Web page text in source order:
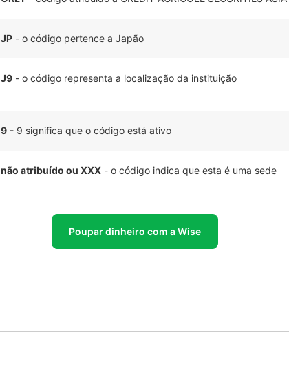
JP - o código pertence a Japão
J9 - o código representa a localização da instituição
9 - 9 significa que o código está ativo
não atribuído ou XXX - o código indica que esta é uma sede
Poupar dinheiro com a Wise